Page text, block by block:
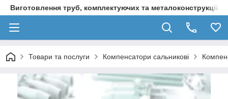
Виготовлення труб, комплектуючих та металоконструкцій
Товари та послуги Компенсатори сальникові